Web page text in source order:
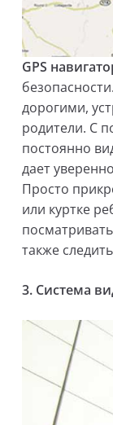
GPS
дорогими,
родители. С
постоянно
дает
Просто
или куртке
также
3. Система